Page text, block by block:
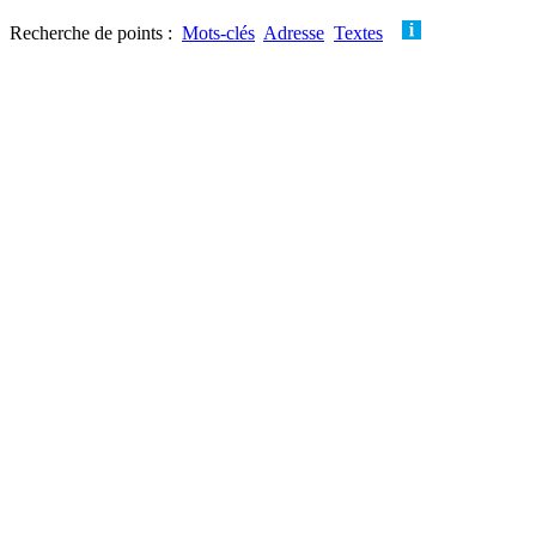
Recherche de points : Mots-clés Adresse Textes